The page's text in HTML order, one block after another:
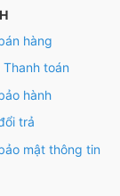
hoặc di
không gian
hàng
Thanh toán
hành
trả
mật thông tin